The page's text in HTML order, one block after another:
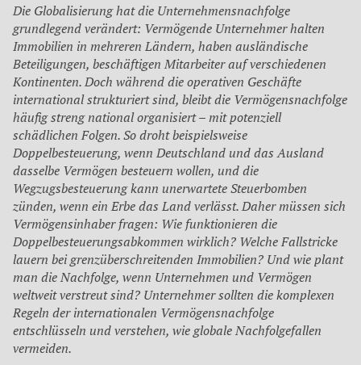
Die Globalisierung hat die Unternehmensnachfolge
grundlegend verändert: Vermögende Unternehmer halten
Immobilien in mehreren Ländern, haben ausländische
Beteiligungen, beschäftigen Mitarbeiter auf verschiedenen
Kontinenten. Doch während die operativen Geschäfte
international strukturiert sind, bleibt die Vermögensnachfolge
häufig streng national organisiert – mit potenziell
schädlichen Folgen. So droht beispielsweise
Doppelbesteuerung, wenn Deutschland und das Ausland
dasselbe Vermögen besteuern wollen, und die
Wegzugsbesteuerung kann unerwartete Steuerbomben
zünden, wenn ein Erbe das Land verlässt. Daher müssen sich
Vermögensinhaber fragen: Wie funktionieren die
Doppelbesteuerungsabkommen wirklich? Welche Fallstricke
lauern bei grenzüberschreitenden Immobilien? Und wie plant
man die Nachfolge, wenn Unternehmen und Vermögen
weltweit verstreut sind? Unternehmer sollten die komplexen
Regeln der internationalen Vermögensnachfolge
entschlüsseln und verstehen, wie globale Nachfolgefallen
vermeiden.